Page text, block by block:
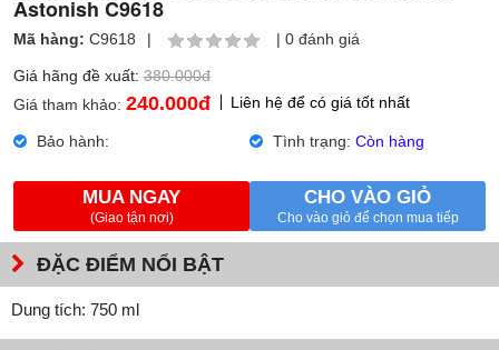
Astonish C9618
Mã hàng: C9618 | | 0 đánh giá
Giá hãng đề xuất: 380.000đ
Giá tham khảo: 240.000đ Liên hệ để có giá tốt nhất
Bảo hành: Tình trạng: Còn hàng
MUA NGAY
(Giao tận nơi)
CHO VÀO GIỎ
Cho vào giỏ để chọn mua tiếp
ĐẶC ĐIỂM NỔI BẬT
Dung tích: 750 ml